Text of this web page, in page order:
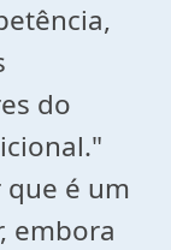
do
que é um
embora